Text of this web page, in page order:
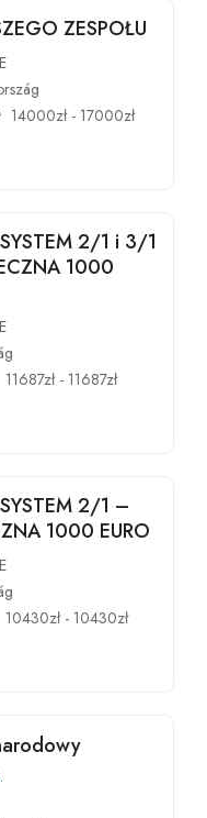
ZESPOŁU
14000zł- 17000zł
2/1 i 3/1
1000
11687zł- 11687zł
2/1 –
1000 EURO
10430zł- 10430zł